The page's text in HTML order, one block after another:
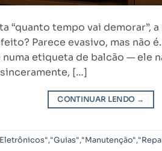
“quanto tempo vai demorar”,
Parece evasivo, mas não
etiqueta de balcão — ele
[…]
CONTINUAR LENDO →
,"Guias","Manutenção",